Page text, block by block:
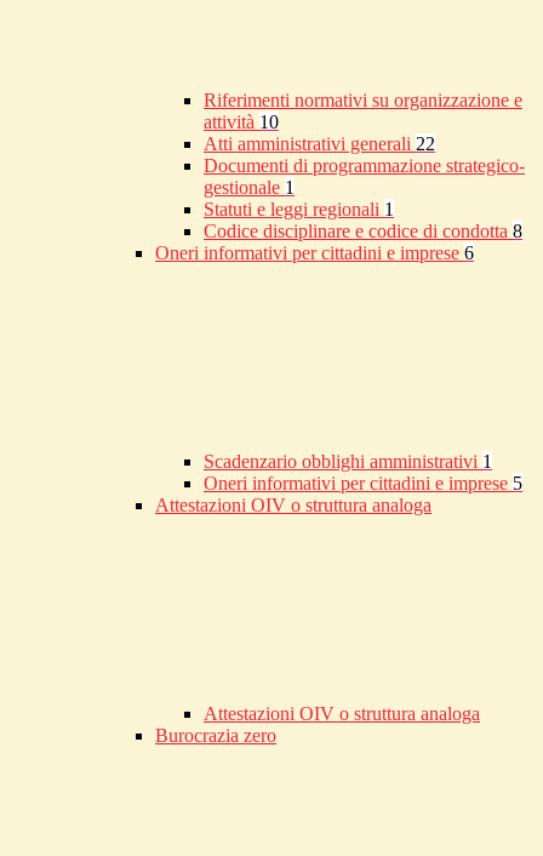
Riferimenti normativi su organizzazione e
attività 10
Atti amministrativi generali 22
Documenti di programmazione strategico-
gestionale 1
Statuti e leggi regionali 1
Codice disciplinare e codice di condotta 8
Oneri informativi per cittadini e imprese 6
Scadenzario obblighi amministrativi 1
Oneri informativi per cittadini e imprese 5
Attestazioni OIV o struttura analoga
Attestazioni OIV o struttura analoga
Burocrazia zero